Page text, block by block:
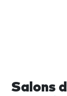
Salons